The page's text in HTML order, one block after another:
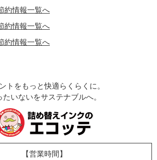
約情報一覧へ
約情報一覧へ
約情報一覧へ
トをもっと快適らくらくに。
たいないをサステナブルへ。
【営業時間】